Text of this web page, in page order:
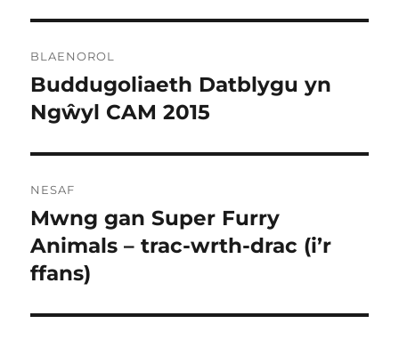
cofnod
BLAENOROL
Cofnod
blaenorol:
Buddugoliaeth Datblygu yn
Ngŵyl CAM 2015
NESAF
Cofnod
nesaf:
Mwng gan Super Furry
Animals – trac-wrth-drac (i’r
ffans)